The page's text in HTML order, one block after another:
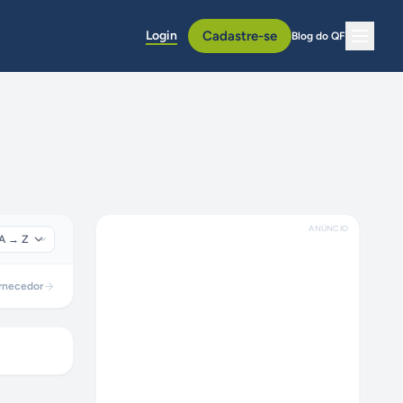
Login Cadastre-se Blog do QF
ANÚNCIO